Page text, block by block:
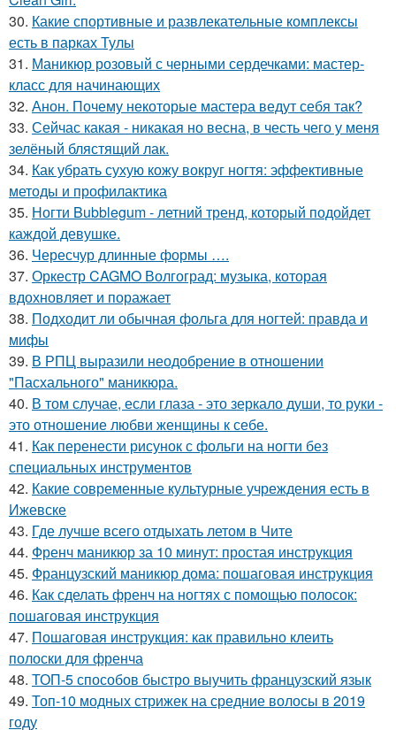
30. Какие спортивные и развлекательные комплексы
есть в парках Тулы
31. Маникюр розовый с черными сердечками: мастер-
класс для начинающих
32. Анон. Почему некоторые мастера ведут себя так?
33. Сейчас какая - никакая но весна, в честь чего у меня
зелёный блястящий лак.
34. Как убрать сухую кожу вокруг ногтя: эффективные
методы и профилактика
35. Ногти Bubblegum - летний тренд, который подойдет
каждой девушке.
36. Чересчур длинные формы ….
37. Оркестр CAGMO Волгоград: музыка, которая
вдохновляет и поражает
38. Подходит ли обычная фольга для ногтей: правда и
мифы
39. В РПЦ выразили неодобрение в отношении
"Пасхального" маникюра.
40. В том случае, если глаза - это зеркало души, то руки -
это отношение любви женщины к себе.
41. Как перенести рисунок с фольги на ногти без
специальных инструментов
42. Какие современные культурные учреждения есть в
Ижевске
43. Где лучше всего отдыхать летом в Чите
44. Френч маникюр за 10 минут: простая инструкция
45. Французский маникюр дома: пошаговая инструкция
46. Как сделать френч на ногтях с помощью полосок:
пошаговая инструкция
47. Пошаговая инструкция: как правильно клеить
полоски для френча
48. ТОП-5 способов быстро выучить французский язык
49. Топ-10 модных стрижек на средние волосы в 2019
году